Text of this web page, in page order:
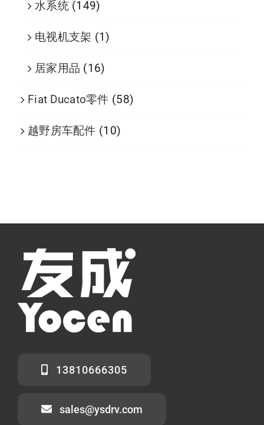
水系统 (149)
电视机支架 (1)
居家用品 (16)
Fiat Ducato零件 (58)
越野房车配件 (10)
13810666305
sales@ysdrv.com